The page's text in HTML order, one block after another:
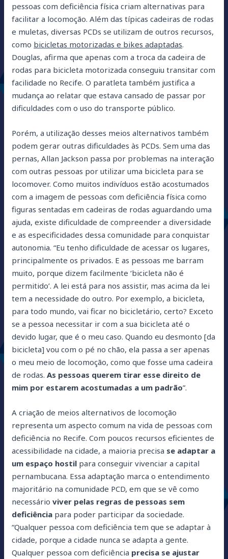
pessoas com deficiência física criam alternativas para
facilitar a locomoção. Além das típicas cadeiras de rodas
e muletas, diversas PCDs se utilizam de outros recursos,
como bicicletas motorizadas e bikes adaptadas.
Douglas, afirma que apenas com a troca da cadeira de
rodas para bicicleta motorizada conseguiu transitar com
facilidade no Recife. O paratleta também justifica a
mudança ao relatar que estava cansado de passar por
dificuldades com o uso do transporte público.
Porém, a utilização desses meios alternativos também
podem gerar outras dificuldades às PCDs. Sem uma das
pernas, Allan Jackson passa por problemas na interação
com outras pessoas por utilizar uma bicicleta para se
locomover. Como muitos indivíduos estão acostumados
com a imagem de pessoas com deficiência física como
figuras sentadas em cadeiras de rodas aguardando uma
ajuda, existe dificuldade de compreender a diversidade
e as especificidades dessa comunidade para conquistar
autonomia. “Eu tenho dificuldade de acessar os lugares,
principalmente os privados. E as pessoas me barram
muito, porque dizem facilmente ‘bicicleta não é
permitido’. A lei está para nos assistir, mas acima da lei
tem a necessidade do outro. Por exemplo, a bicicleta,
para todo mundo, vai ficar no bicicletário, certo? Exceto
se a pessoa necessitar ir com a sua bicicleta até o
devido lugar, que é o meu caso. Quando eu desmonto [da
bicicleta] vou com o pé no chão, ela passa a ser apenas
o meu meio de locomoção, como que fosse uma cadeira
de rodas.As pessoas querem tirar esse direito de
mim por estarem acostumadas a um padrão”.
A criação de meios alternativos de locomoção
representa um aspecto comum na vida de pessoas com
deficiência no Recife. Com poucos recursos eficientes de
acessibilidade na cidade, a maioria precisa se adaptar a
um espaço hostil para conseguir vivenciar a capital
pernambucana. Essa adaptação marca o entendimento
majoritário na comunidade PCD, em que se vê como
necessário viver pelas regras de pessoas sem
deficiência para poder participar da sociedade.
“Qualquer pessoa com deficiência tem que se adaptar à
cidade, porque a cidade nunca se adapta a gente.
Qualquer pessoa com deficiência precisa se ajustar